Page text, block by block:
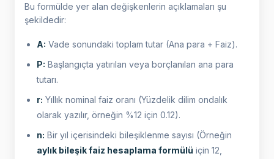
Bu formülde yer alan değişkenlerin açıklamaları şu
şekildedir:
A: Vade sonundaki toplam tutar (Ana para + Faiz).
P: Başlangıçta yatırılan veya borçlanılan ana para
tutarı.
r: Yıllık nominal faiz oranı (Yüzdelik dilim ondalık
olarak yazılır, örneğin %12 için 0.12).
n: Bir yıl içerisindeki bileşiklenme sayısı (Örneğin
aylık bileşik faiz hesaplama formülü için 12,